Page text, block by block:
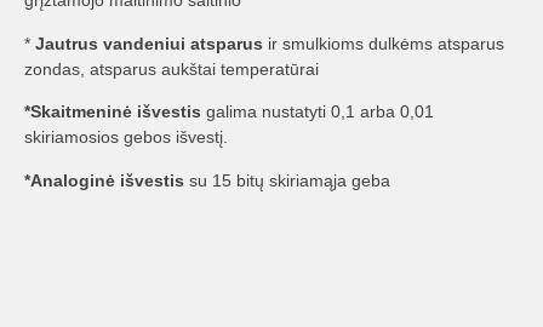
* Jautrus vandeniui atsparus ir smulkioms dulkėms atsparus
zondas, atsparus aukštai temperatūrai
*Skaitmeninė išvestis galima nustatyti 0,1 arba 0,01
skiriamosios gebos išvestį.
*Analoginė išvestis su 15 bitų skiriamąja geba